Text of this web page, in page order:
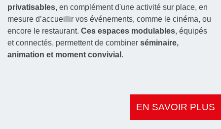
privatisables, en complément d'une activité sur place, en
mesure d’accueillir vos événements, comme le cinéma, ou
encore le restaurant. Ces espaces modulables, équipés
et connectés, permettent de combiner séminaire,
animation et moment convivial .
EN SAVOIR PLUS